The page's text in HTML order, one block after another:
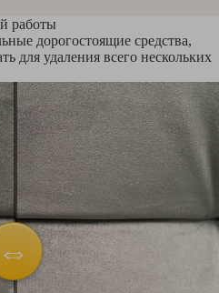
работы
дорогостоящие средства,
для удаления всего нескольких